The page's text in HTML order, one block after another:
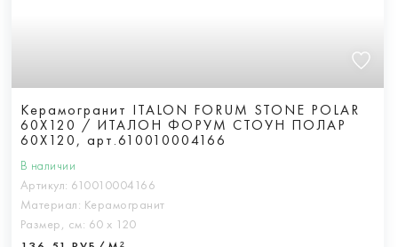
Керамогранит ITALON FORUM STONE POLAR
60X120 / ИТАЛОН ФОРУМ СТОУН ПОЛАР
60X120, арт.610010004166
В наличии
Артикул: 610010004166
Материал: Керамогранит
Размер, см: 60 х 120